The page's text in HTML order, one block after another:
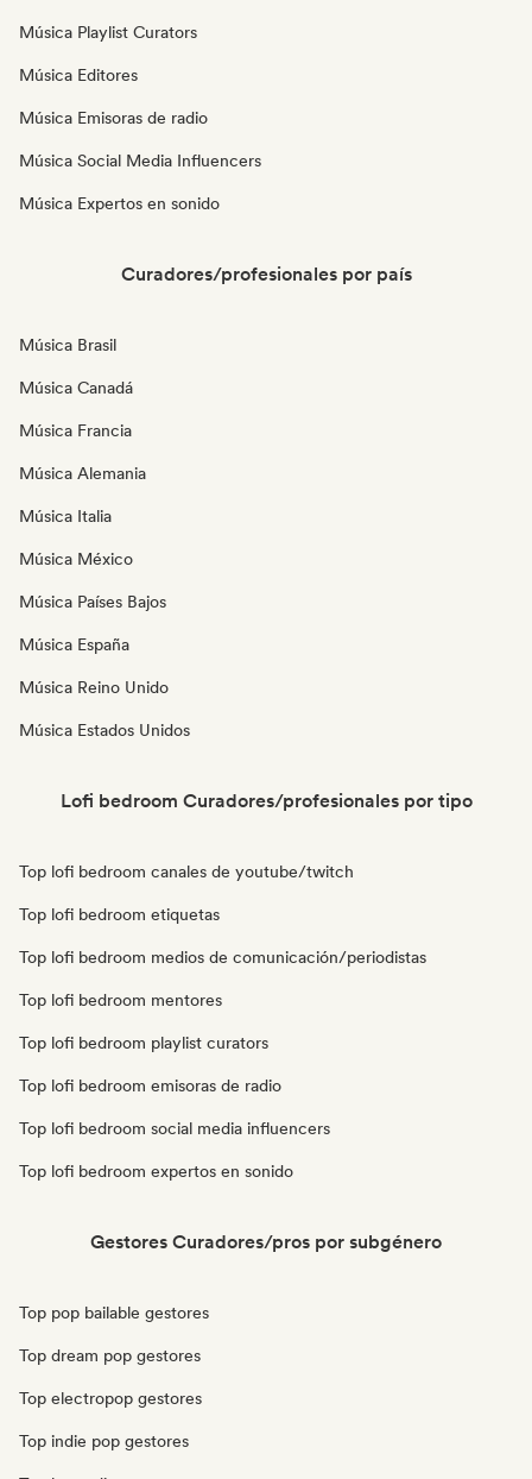
Música Playlist Curators
Música Editores
Música Emisoras de radio
Música Social Media Influencers
Música Expertos en sonido
Curadores/profesionales por país
Música Brasil
Música Canadá
Música Francia
Música Alemania
Música Italia
Música México
Música Países Bajos
Música España
Música Reino Unido
Música Estados Unidos
Lofi bedroom Curadores/profesionales por tipo
Top lofi bedroom canales de youtube/twitch
Top lofi bedroom etiquetas
Top lofi bedroom medios de comunicación/periodistas
Top lofi bedroom mentores
Top lofi bedroom playlist curators
Top lofi bedroom emisoras de radio
Top lofi bedroom social media influencers
Top lofi bedroom expertos en sonido
Gestores Curadores/pros por subgénero
Top pop bailable gestores
Top dream pop gestores
Top electropop gestores
Top indie pop gestores